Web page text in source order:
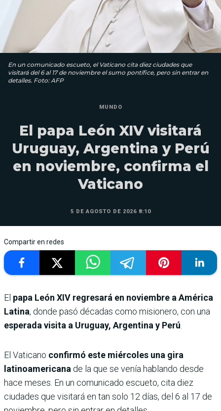
En un comunicado escueto, el Vaticano cita diez ciudades que
visitará del 6 al 17 de noviembre el sumo pontífice, pero sin entrar en
detalles. Foto: AFP
MUNDO
El papa León XIV visitará
Uruguay, Argentina y Perú
en noviembre, confirma el
Vaticano
5 DE AGOSTO DE 2026 8:10
Compartir en redes
El papa León XIV regresará en noviembre a América
Latina, donde pasó décadas como misionero, con una
esperada visita a Uruguay, Argentina y Perú
El Vaticano confirmó este miércoles una gira
latinoamericana de la que se venía hablando desde
hace meses. En un comunicado escueto, cita diez
ciudades que visitará en tan solo 12 días, del 6 al 17 de